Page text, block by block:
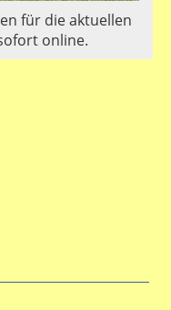
für die aktuellen
online.